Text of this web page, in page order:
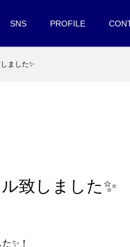
SNS PROFILE
ました✨
致しました✨
✨！